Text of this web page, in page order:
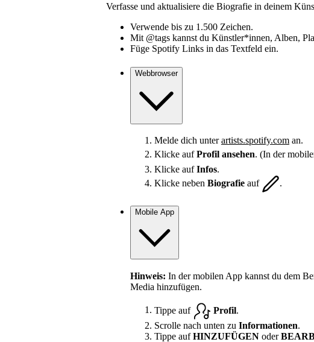
Verfasse und aktualisiere die Biografie in deinem
Verwende bis zu 1.500 Zeichen.
Mit @tags kannst du Künstler*innen, Alben,
Füge Spotify Links in das Textfeld ein.
Webbrowser
Melde dich unterartists.spotify.com an.
Klicke aufProfil ansehen. (In der
Klicke aufInfos.
Klicke neben Biografie auf .
Mobile App
Hinweis: In der mobilen App kannst du dem
Media hinzufügen.
Tippe auf Profil.
Scrolle nach unten zu Informationen.
Tippe aufHINZUFÜGEN oder